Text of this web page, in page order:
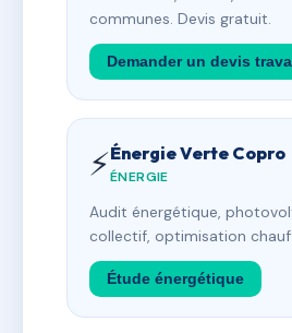
communes. Devis gratuit.
Demander un devis
⚡Énergie Verte Copro
ÉNERGIE
Audit énergétique,
collectif, optimisation
Étude énergétique